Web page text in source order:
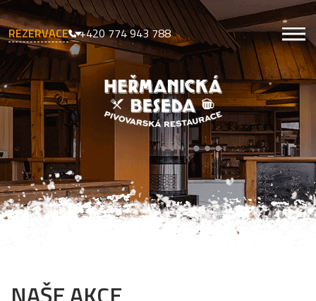
REZERVACE +420 774 943 788